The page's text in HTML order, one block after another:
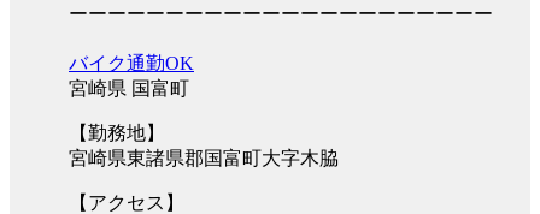
ーーーーーーーーーーーーーーーーーーーーーー
バイク通勤OK
宮崎県 国富町
【勤務地】
宮崎県東諸県郡国富町大字木脇
【アクセス】